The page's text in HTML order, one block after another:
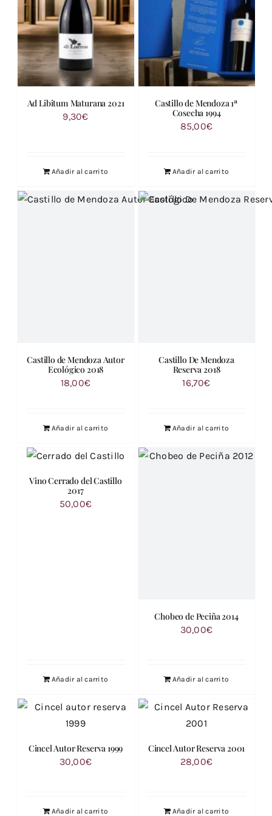
Ad Libitum Maturana 2021
9,30€
Añadir al carrito
Castillo de Mendoza 1ª
Cosecha 1994
85,00€
Añadir al carrito
Castillo de Mendoza Autor
Ecológico 2018
18,00€
Añadir al carrito
Castillo De Mendoza
Reserva 2018
16,70€
Añadir al carrito
Vino Cerrado del Castillo
2017
50,00€
Añadir al carrito
Chobeo de Peciña 2014
30,00€
Añadir al carrito
Cincel Autor Reserva 1999
30,00€
Añadir al carrito
Cincel Autor Reserva 2001
28,00€
Añadir al carrito